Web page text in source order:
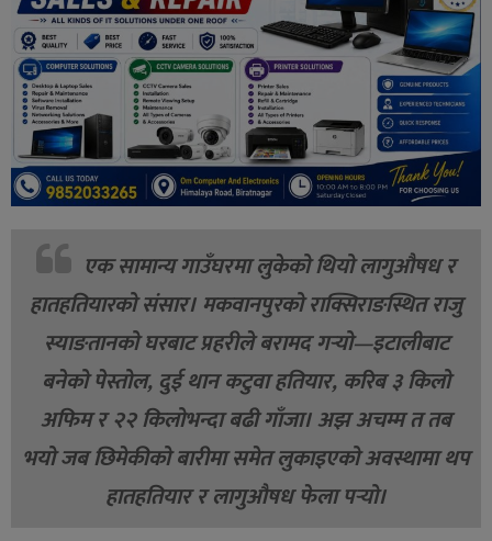
एक सामान्य गाउँघरमा लुकेको थियो लागुऔषध र
हातहतियारको संसार। मकवानपुरको राक्सिराङस्थित राजु
स्याङतानको घरबाट प्रहरीले बरामद गर्‍यो—इटालीबाट
बनेको पेस्तोल, दुई थान कटुवा हतियार, करिब ३ किलो
अफिम र २२ किलोभन्दा बढी गाँजा। अझ अचम्म त तब
भयो जब छिमेकीको बारीमा समेत लुकाइएको अवस्थामा थप
हातहतियार र लागुऔषध फेला पर्‍यो।